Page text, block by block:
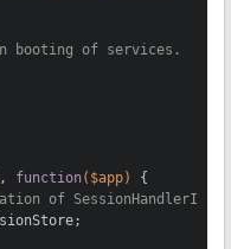
booting of services.
, function ($app)
{
of